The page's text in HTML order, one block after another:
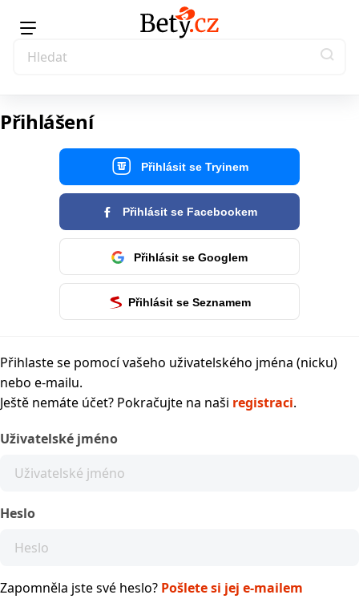
Přihlášení
Přihlásit se Tryinem
Přihlásit se Facebookem
Přihlásit se Googlem
Přihlásit se Seznamem
Přihlaste se pomocí vašeho uživatelského jména (nicku)
nebo e-mailu.
Ještě nemáte účet? Pokračujte na naši registraci.
Uživatelské jméno
Heslo
Zapomněla jste své heslo? Pošlete si jej e-mailem